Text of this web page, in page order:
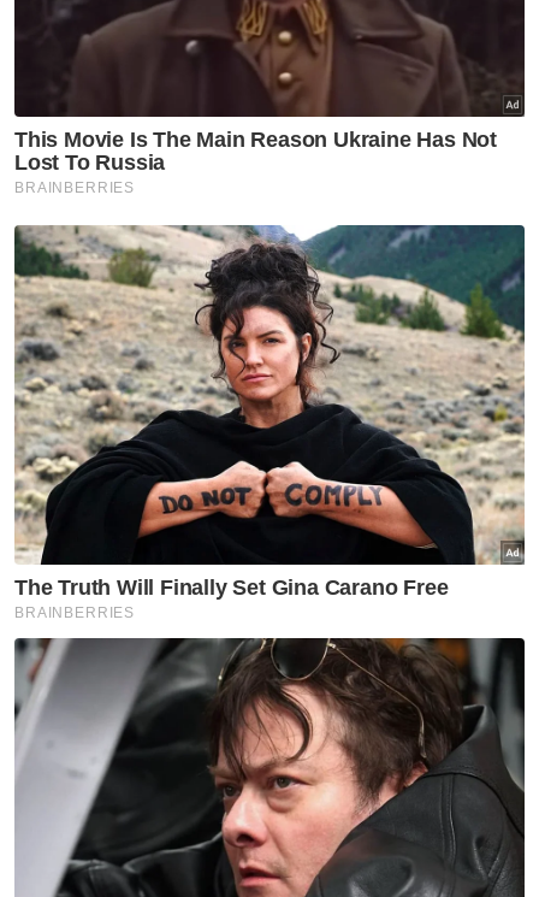
Dalam pada itu, TM turut menyeru pelanggan
Streamyx yang layak menerima naik taraf
kepantasan agar mengemas kini butiran
perhubungan iaitu nombor telefon dan alamat e-
mel menerusi laman web UniFi atau aplikasi unifi
Muat turun aplikasi Sinar Harian.Klik di sini!
Streamyx
Artikel Disyorkan
Rizab antarabangsa BNM
meningkat kepada AS$132.1
bilion
Sembilan jenama tempatan
diolah jadi perisa aiskrim edisi
terhad Inside Scoop